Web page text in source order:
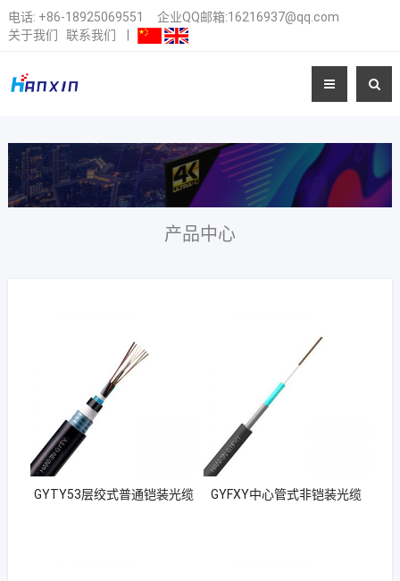
电话: +86-18925069551
企业QQ邮箱:16216937@qq.com
关于我们
联系我们
产品中心
GYTY53层绞式普通铠装光缆 GYFXY中心管式非铠装光缆